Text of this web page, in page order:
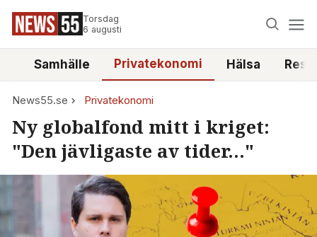
Torsdag
6 augusti
Samhälle Privatekonomi Hälsa
News55.se Privatekonomi
Ny globalfond mitt i kriget:
"Den jävligaste av tider..."